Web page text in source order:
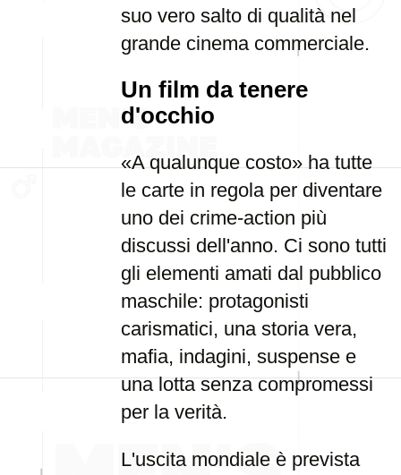
suo vero salto di qualità nel
grande cinema commerciale.
Un film da tenere
d'occhio
«A qualunque costo» ha tutte
le carte in regola per diventare
uno dei crime-action più
discussi dell'anno. Ci sono tutti
gli elementi amati dal pubblico
maschile: protagonisti
carismatici, una storia vera,
mafia, indagini, suspense e
una lotta senza compromessi
per la verità.
L'uscita mondiale è prevista